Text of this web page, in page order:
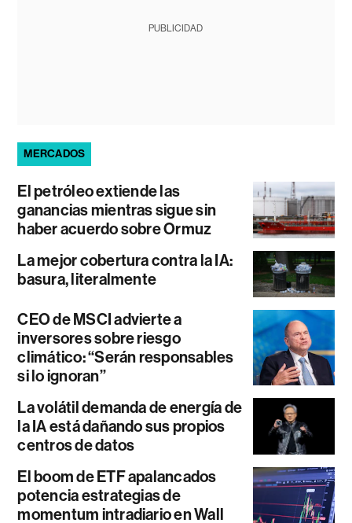
PUBLICIDAD
MERCADOS
El petróleo extiende las
ganancias mientras sigue sin
haber acuerdo sobre Ormuz
La mejor cobertura contra la IA:
basura, literalmente
CEO de MSCI advierte a
inversores sobre riesgo
climático: “Serán responsables
si lo ignoran”
La volátil demanda de energía de
la IA está dañando sus propios
centros de datos
El boom de ETF apalancados
potencia estrategias de
momentum intradiario en Wall